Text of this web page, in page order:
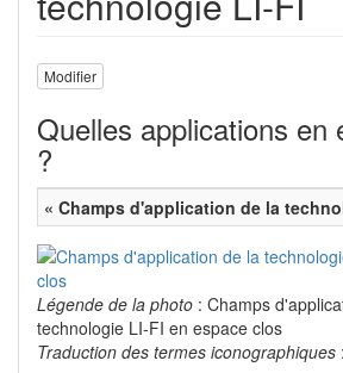
Modifier
Quelles applications en
?
« Champs d'application de la
Légende de la photo : Champs
technologie LI-FI en espace clos
Traduction des termes iconographiques :